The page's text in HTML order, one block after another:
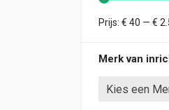
Min. prijs
Max. prijs
Prijs: € 40 — €
Merk van
Kies een